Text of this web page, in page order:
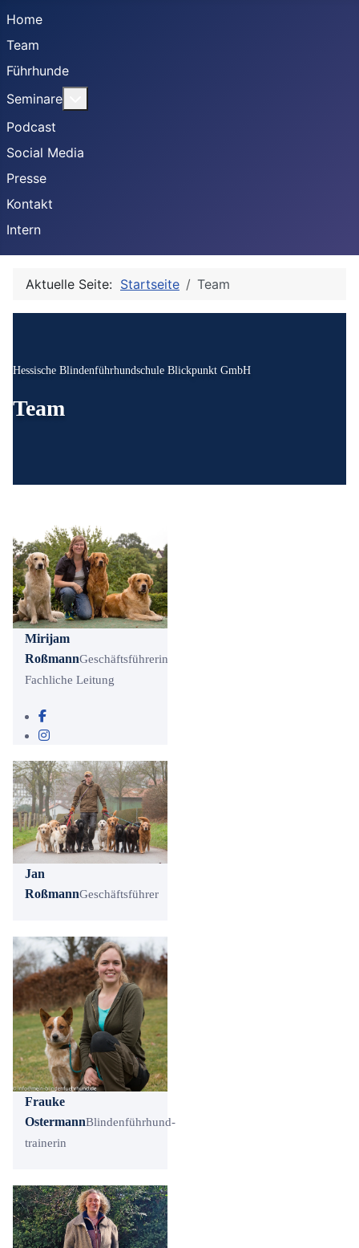
Home
Team
Führhunde
Seminare
Podcast
Social Media
Presse
Kontakt
Intern
Aktuelle Seite: Startseite Team
Hessische Blindenführhundschule Blickpunkt GmbH
Team
Mirijam
RoßmannGeschäftsführerin
Fachliche Leitung
Jan
RoßmannGeschäftsführer
Frauke
OstermannBlindenführhund-
trainerin